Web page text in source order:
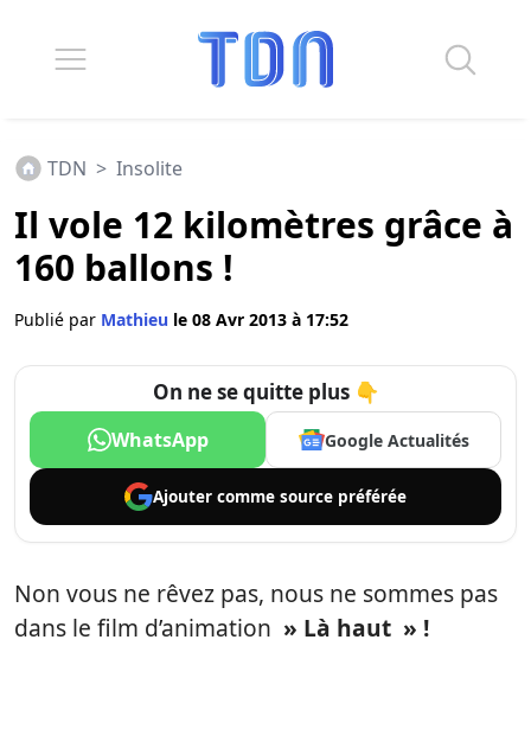
TDN > Insolite
Il vole 12 kilomètres grâce à
160 ballons !
Publié par Mathieu le 08 Avr 2013 à 17:52
On ne se quitte plus 👇
WhatsApp Google Actualités
Ajouter comme source préférée
Non vous ne rêvez pas, nous ne sommes pas
dans le film d’animation » Là haut » !